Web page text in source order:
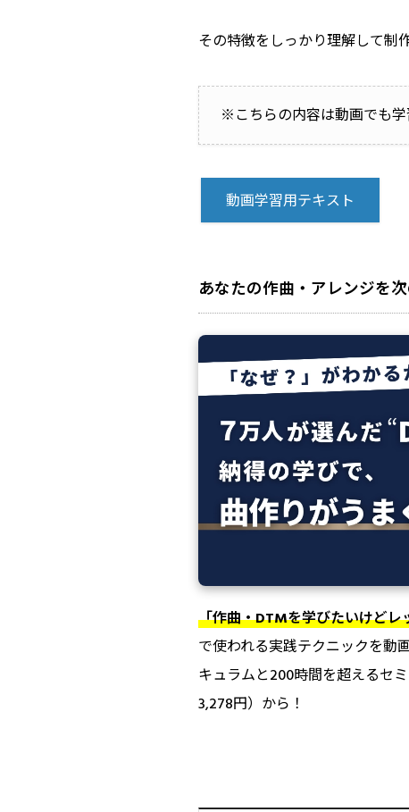
その特徴をしっかり理解して制
※こちらの内容は動画でも学
動画学習用テキスト
あなたの作曲・アレンジを
「作曲・DTMを学びたいけどレ
で使われる実践テクニックを動
キュラムと200時間を超えるセ
3,278円）から！